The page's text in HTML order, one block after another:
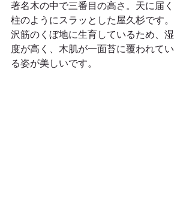
著名木の中で三番目の高さ。天に届く
柱のようにスラッとした屋久杉です。
沢筋のくぼ地に生育しているため、湿
度が高く、木肌が一面苔に覆われてい
る姿が美しいです。